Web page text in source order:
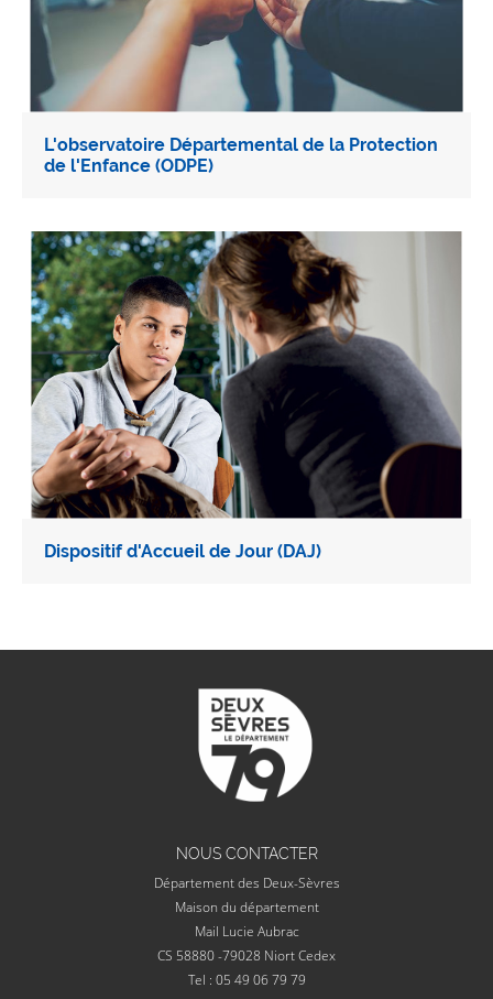
L'observatoire Départemental de la Protection
de l'Enfance (ODPE)
Dispositif d'Accueil de Jour (DAJ)
NOUS CONTACTER
Département des Deux-Sèvres
Maison du département
Mail Lucie Aubrac
CS 58880 -79028 Niort Cedex
Tel : 05 49 06 79 79